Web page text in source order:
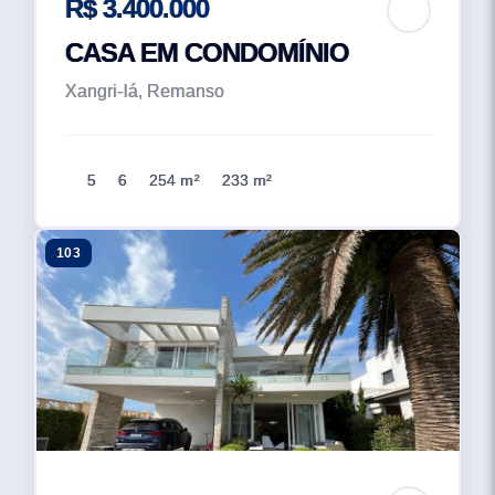
R$ 3.400.000
CASA EM CONDOMÍNIO
Xangri-lá, Remanso
5 6 254 m² 233 m²
103